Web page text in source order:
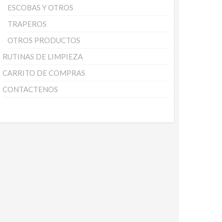
ESCOBAS Y OTROS
TRAPEROS
OTROS PRODUCTOS
RUTINAS DE LIMPIEZA
CARRITO DE COMPRAS
CONTACTENOS